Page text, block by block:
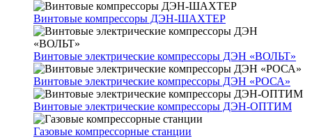
Винтовые компрессоры ДЭН-ШАХТЕР
Винтовые электрические компрессоры ДЭН «ВОЛЬТ»
Винтовые электрические компрессоры ДЭН «РОСА»
Винтовые электрические компрессоры ДЭН-ОПТИМ
Газовые компрессорные станции